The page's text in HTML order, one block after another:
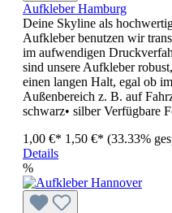
Aufkleber Hamburg
Deine Skyline als
Aufkleber benutzen wir
im aufwendigen
sind unsere Aufkleber
einen langen Halt, egal ob
Außenbereich z. B. auf
schwarz• silber Verfügbare
1,00 €* 1,50 €* (33.33%
Details
%